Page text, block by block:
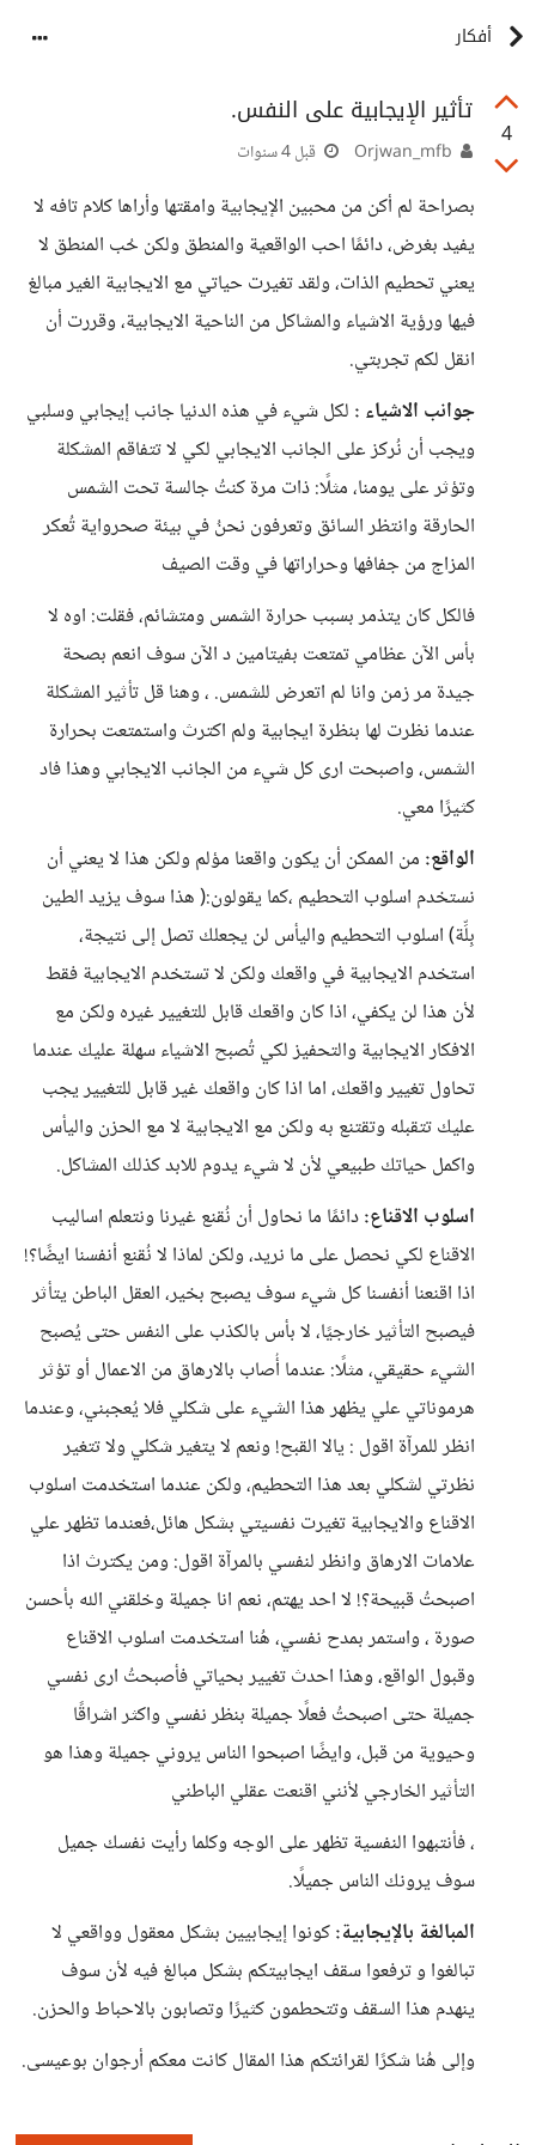
أفكار
4
تأثير الإيجابية على النفس.
قبل 4 سنوات
بصراحة لم أكن من محبين الإيجابية وامقتها وأراها كلام تافه لا
يفيد بغرض، دائمًا احب الواقعية والمنطق ولكن حُب المنطق لا
يعني تحطيم الذات، ولقد تغيرت حياتي مع الايجابية الغير مبالغ
فيها ورؤية الاشياء والمشاكل من الناحية الايجابية، وقررت أن
انقل لكم تجربتي.
جوانب الاشياء : لكل شيء في هذه الدنيا جانب إيجابي وسلبي
ويجب أن نُركز على الجانب الايجابي لكي لا تتفاقم المشكلة
وتؤثر على يومنا، مثلًا: ذات مرة كنتُ جالسة تحت الشمس
الحارقة وانتظر السائق وتعرفون نحنُ في بيئة صحرواية تُعكر
المزاج من جفافها وحراراتها في وقت الصيف
فالكل كان يتذمر بسبب حرارة الشمس ومتشائم، فقلت: اوه لا
بأس الآن عظامي تمتعت بفيتامين د الآن سوف انعم بصحة
جيدة مر زمن وانا لم اتعرض للشمس. ، وهنا قل تأثير المشكلة
عندما نظرت لها بنظرة ايجابية ولم اكترث واستمتعت بحرارة
الشمس، واصبحت ارى كل شيء من الجانب الايجابي وهذا فاد
كثيرًا معي.
الواقع: من الممكن أن يكون واقعنا مؤلم ولكن هذا لا يعني أن
نستخدم اسلوب التحطيم ،كما يقولون:( هذا سوف يزيد الطين
بِلِّة) اسلوب التحطيم واليأس لن يجعلك تصل إلى نتيجة،
استخدم الايجابية في واقعك ولكن لا تستخدم الايجابية فقط
لأن هذا لن يكفي، اذا كان واقعك قابل للتغيير غيره ولكن مع
الافكار الايجابية والتحفيز لكي تُصبح الاشياء سهلة عليك عندما
تحاول تغيير واقعك، اما اذا كان واقعك غير قابل للتغيير يجب
عليك تتقبله وتقتنع به ولكن مع الايجابية لا مع الحزن واليأس
واكمل حياتك طبيعي لأن لا شيء يدوم للابد كذلك المشاكل.
اسلوب الاقناع:دائمًا ما نحاول أن نُقنع غيرنا ونتعلم اساليب
الاقناع لكي نحصل على ما نريد، ولكن لماذا لا نُقنع أنفسنا ايضًا؟!
اذا اقنعنا أنفسنا كل شيء سوف يصبح بخير، العقل الباطن يتأثر
فيصبح التأثير خارجيًا، لا بأس بالكذب على النفس حتى يُصبح
الشيء حقيقي، مثلًا: عندما أُصاب بالارهاق من الاعمال أو تؤثر
هرموناتي علي يظهر هذا الشيء على شكلي فلا يُعجبني، وعندما
انظر للمرآة اقول : يالا القبح! ونعم لا يتغير شكلي ولا تتغير
نظرتي لشكلي بعد هذا التحطيم، ولكن عندما استخدمت اسلوب
الاقناع والايجابية تغيرت نفسيتي بشكل هائل،فعندما تظهر علي
علامات الارهاق وانظر لنفسي بالمرآة اقول: ومن يكترث اذا
اصبحتُ قبيحة؟! لا احد يهتم، نعم انا جميلة وخلقني الله بأحسن
صورة ، واستمر بمدح نفسي، هُنا استخدمت اسلوب الاقناع
وقبول الواقع، وهذا احدث تغيير بحياتي فأصبحتُ ارى نفسي
جميلة حتى اصبحتُ فعلًا جميلة بنظر نفسي واكثر اشراقًا
وحيوية من قبل، وايضًا اصبحوا الناس يروني جميلة وهذا هو
التأثير الخارجي لأنني اقنعت عقلي الباطني
، فأنتبهوا النفسية تظهر على الوجه وكلما رأيت نفسك جميل
سوف يرونك الناس جميلًا.
المبالغة بالإيجابية:كونوا إيجابيين بشكل معقول وواقعي لا
تبالغوا و ترفعوا سقف ايجابيتكم بشكل مبالغ فيه لأن سوف
ينهدم هذا السقف وتتحطمون كثيرًا وتصابون بالاحباط والحزن.
وإلى هُنا شكرًا لقرائتكم هذا المقال كانت معكم أرجوان بوعيسى.